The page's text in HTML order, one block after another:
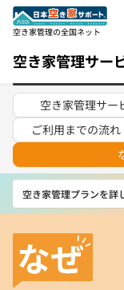
空き家管理の全国ネット
空き家管理サー
空き家管理サー
ご利用までの流れ